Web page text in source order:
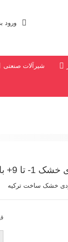
ورود
شیرآلات صنعتی